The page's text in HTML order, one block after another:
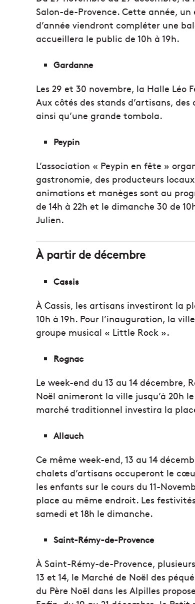
Salon-de-Provence. Cette année,
d’année viendront compléter une
accueillera le public de 10h à 19h.
Gardanne
Les 29 et 30 novembre, la Halle Léo
Aux côtés des stands d’artisans,
ainsi qu’une grande tombola.
Peypin
L’association « Peypin en fête »
gastronomie, des producteurs
animations et manèges sont au
de 14h à 22h et le dimanche 30 de
Julien.
À partir de décembre
Cassis
À Cassis, les artisans investiront la
10h à 19h. Pour l’inauguration, la
groupe musical « Little Rock ».
Rognac
Le week-end du 13 au 14 décembre,
Noël animeront la ville jusqu’à 20h
marché traditionnel investira la
Allauch
Ce même week-end, 13 au 14
chalets d’artisans occuperont le
les enfants sur le cours du 11-
place au même endroit. Les
samedi et 18h le dimanche.
Saint-Rémy-de-Provence
À Saint-Rémy-de-Provence,
13 et 14, le Marché de Noël des
du Père Noël dans les Alpilles